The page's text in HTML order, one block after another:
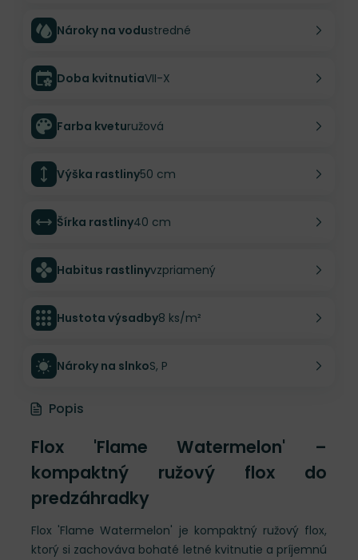
Nároky na vodustredné
Doba kvitnutiaVII-X
Farba kveturužová
Výška rastliny50 cm
Šírka rastliny40 cm
Habitus rastlinyvzpriamený
Hustota výsadby8 ks/m²
Nároky na slnkoS, P
Popis
Flox 'Flame Watermelon' –
kompaktný ružový flox do
predzáhradky
Flox 'Flame Watermelon' je kompaktný ružový flox,
ktorý si zachováva bohaté letné kvitnutie a príjemnú